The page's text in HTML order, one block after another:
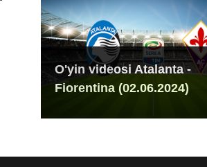
O'yin videosi Atalanta -
Fiorentina (02.06.2024)